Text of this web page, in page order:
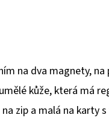
na dva magnety,
kůže, která má
zip a malá na karty